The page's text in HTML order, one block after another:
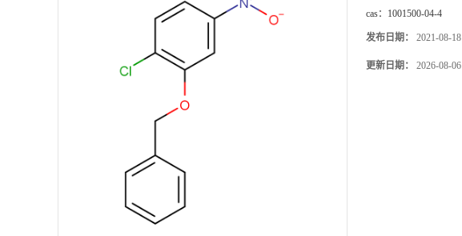
cas： 1001500-04-4
发布日期： 2021-08-18
更新日期： 2026-08-06